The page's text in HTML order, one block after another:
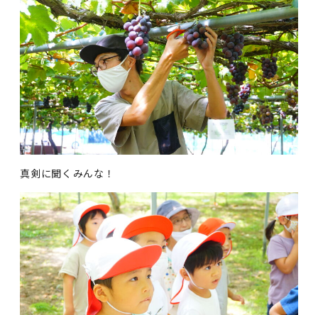
真剣に聞くみんな！